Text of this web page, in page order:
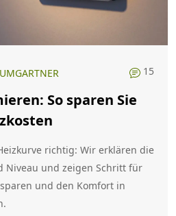
15
So sparen Sie
richtig: Wir erklären die
Niveau und zeigen Schritt für
und den Komfort in